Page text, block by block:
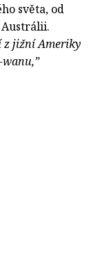
světa, od
Austrálii.
z jižní Ameriky